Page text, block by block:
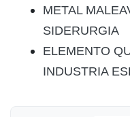
METAL
SIDERURGIA
ELEMENTO
INDUSTRIA